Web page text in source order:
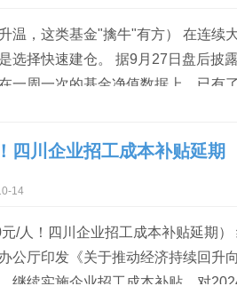
温，这类基金"擒牛"有方） 在连续
选择快速建仓。 据9月27日盘后披
一周一次的基金净值数据上，已有
上行情。有基金公司认为，基于本
提振，A股市场阶段性探底或已结束
四川企业招工成本补贴延期
14
元/人！四川企业招工成本补贴延期）
公厅印发《关于推动经济持续回升
继续实施企业招工成本补贴。对